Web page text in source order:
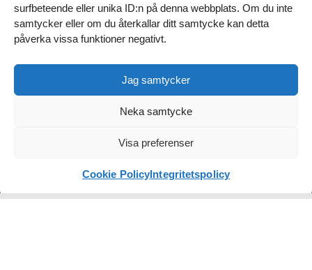
surfbeteende eller unika ID:n på denna webbplats. Om du inte
samtycker eller om du återkallar ditt samtycke kan detta
påverka vissa funktioner negativt.
Jag samtycker
Neka samtycke
Visa preferenser
Cookie PolicyIntegritetspolicy
Hitta hit
WEBB & MARKNADSFÖRING
Hemsida Start
Hemsida Bas
Hemsida Business
E-handel
Digital marknadsföring
SEO / AEO
SENASTE NYTT
Digitala trender
för din hemsida
Läs inlägget